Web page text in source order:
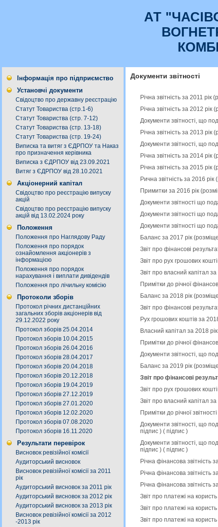
АТ
Інформація про підприємство
Установчі документи
Свідоцтво про державну реєстрацію
Статут Товариства (стр.1-6)
Статут Товариства (стр. 7-12)
Статут Товариства (стр. 13-18)
Статут Товариства (стр. 19-24)
Виписка та витяг з ЄДРПОУ та Наказ
про призначення керівника
Виписка з ЄДРПОУ від 23.09.2021
Витяг з ЄДРПОУ від 28.10.2021
Акціонерний капітал
Свідоцтво про реєстрацію випуску
акцій
Свідоцтво про реєстрацію випуску
акцій від 13.02.2024 року
Положення
Положення про Наглядову Раду
Положення про порядок
ознайомлення акціонерів з
інформацією
Положення про порядок
нарахування і виплати дивідендів
Положення про лічильну комісію
Протоколи зборів
Протокол річних дистанційних
загальних зборів акціонерів від
29.12.2022 року
Протокол зборів 25.04.2014
Протокол зборів 10.04.2015
Протокол зборів 26.04.2016
Протокол зборів 28.04.2017
Протокол зборів 20.04.2018
Протокол зборів 20.12.2018
Протокол зборів 19.04.2019
Протокол зборів 27.12.2019
Протокол зборів 27.01.2020
Протокол зборів 12.02.2020
Протокол зборів 07.08.2020
Протокол зборів 16.11.2020
Результати перевірок
Висновок ревізійної комісії
Аудиторський висновок
Висновок ревізійної комісії за 2011
рік
Аудиторський висновок за 2011 рік
Аудиторський висновок за 2012 рік
Аудиторський висновок за 2013 рік
Висновок ревізійної комісії за 2012
-2013 рік
Документи звітності
Річна звітність за 2011
Річна звітність за 2012
Документи звітності, що
Річна звітність за 2013
Документи звітності, що
Річна звітність за 2014
Річна звітність за 2015
Рична звітність за 2016
Примитки за 2016 рік
Документи звітності що
Документи звітності що
Документи звітності що
Баланс за 2017 рік
Звіт про фінансові
Звіт про рух грошових
Звіт про власний капітал
Примітки до річної
Баланс за 2018 рік
Звіт про фінансові
Рух грошових коштів за
Власний капітал за 2018
Примітки до річної
Документи звітності, що
Баланс за 2019 рік
Звіт про фінансові
Звіт про рух грошових
Звіт про власний капітал
Примітки до річної
Документи звітності, що
підпис ) ( підпис )
Документи звітності, що
підпис ) ( підпис )
Річна фінансова звітність
Річна фінансова звітність
Річна фінансова звітність
Звіт про платежі на
Звіт про платежі на
Звіт про платежі на